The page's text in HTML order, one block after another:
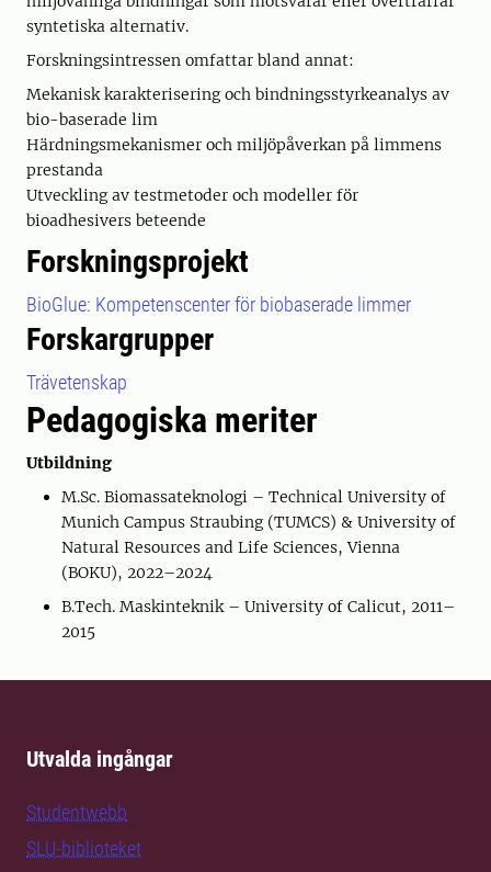
syntetiska alternativ.
Forskningsintressen omfattar bland annat:
Mekanisk karakterisering och bindningsstyrkeanalys av
bio-baserade lim
Härdningsmekanismer och miljöpåverkan på limmens
prestanda
Utveckling av testmetoder och modeller för
bioadhesivers beteende
Forskningsprojekt
BioGlue: Kompetenscenter för biobaserade limmer
Forskargrupper
Trävetenskap
Pedagogiska meriter
Utbildning
M.Sc. Biomassateknologi – Technical University of
Munich Campus Straubing (TUMCS) & University of
Natural Resources and Life Sciences, Vienna
(BOKU), 2022–2024
B.Tech. Maskinteknik – University of Calicut, 2011–
2015
Utvalda ingångar
Studentwebb
SLU-biblioteket